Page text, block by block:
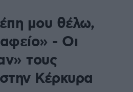
μου θέλω,
- Οι
τους
Κέρκυρα